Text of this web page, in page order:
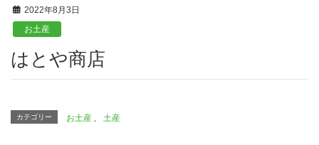
2022年8月3日
お土産
はとや商店
カテゴリー お土産 土産